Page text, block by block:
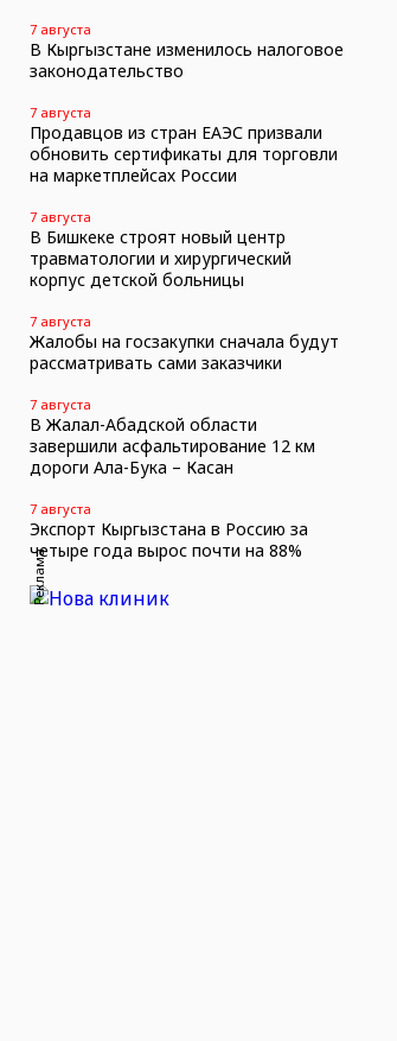
7 августа
В Кыргызстане изменилось налоговое
законодательство
7 августа
Продавцов из стран ЕАЭС призвали
обновить сертификаты для торговли
на маркетплейсах России
7 августа
В Бишкеке строят новый центр
травматологии и хирургический
корпус детской больницы
7 августа
Жалобы на госзакупки сначала будут
рассматривать сами заказчики
7 августа
В Жалал-Абадской области
завершили асфальтирование 12 км
дороги Ала-Бука – Касан
7 августа
Экспорт Кыргызстана в Россию за
четыре года вырос почти на 88%
Реклама